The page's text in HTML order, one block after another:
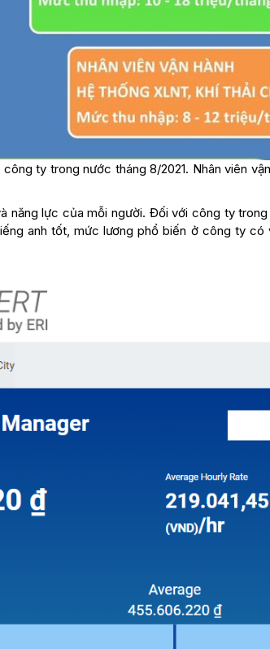
ty trong nước tháng 8/2021. Nhân viên
năng lực của mỗi người. Đối với công ty
anh tốt, mức lương phổ biến ở công ty